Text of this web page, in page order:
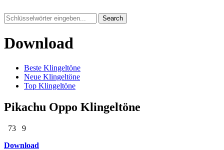
Search
Download
Beste Klingeltöne
Neue Klingeltöne
Top Klingeltöne
Pikachu Oppo Klingeltöne
73
9
Download